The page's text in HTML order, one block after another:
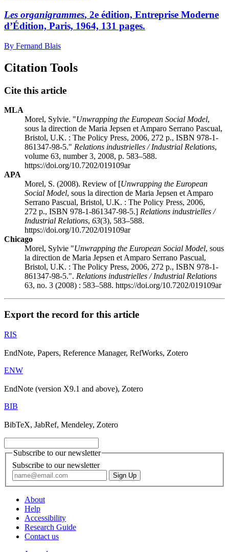
Les organigrammes, 2e édition, Entreprise Moderne
d’Édition, Paris, 1964, 131 pages.
By Fernand Blais
Citation Tools
Cite this article
MLA
Morel, Sylvie. "Unwrapping the European Social Model,
sous la direction de Maria Jepsen et Amparo Serrano Pascual,
Bristol, U.K. : The Policy Press, 2006, 272 p., ISBN 978-1-
861347-98-5." Relations industrielles / Industrial Relations,
volume 63, number 3, 2008, p. 583–588.
https://doi.org/10.7202/019109ar
APA
Morel, S. (2008). Review of [Unwrapping the European
Social Model, sous la direction de Maria Jepsen et Amparo
Serrano Pascual, Bristol, U.K. : The Policy Press, 2006,
272 p., ISBN 978-1-861347-98-5.] Relations industrielles /
Industrial Relations, 63(3), 583–588.
https://doi.org/10.7202/019109ar
Chicago
Morel, Sylvie "Unwrapping the European Social Model, sous
la direction de Maria Jepsen et Amparo Serrano Pascual,
Bristol, U.K. : The Policy Press, 2006, 272 p., ISBN 978-1-
861347-98-5.". Relations industrielles / Industrial Relations
63, no. 3 (2008) : 583–588. https://doi.org/10.7202/019109ar
Export the record for this article
RIS
EndNote, Papers, Reference Manager, RefWorks, Zotero
ENW
EndNote (version X9.1 and above), Zotero
BIB
BibTeX, JabRef, Mendeley, Zotero
Subscribe to our newsletter
Subscribe to our newsletter
About
Help
Accessibility
Research Guide
Contact us